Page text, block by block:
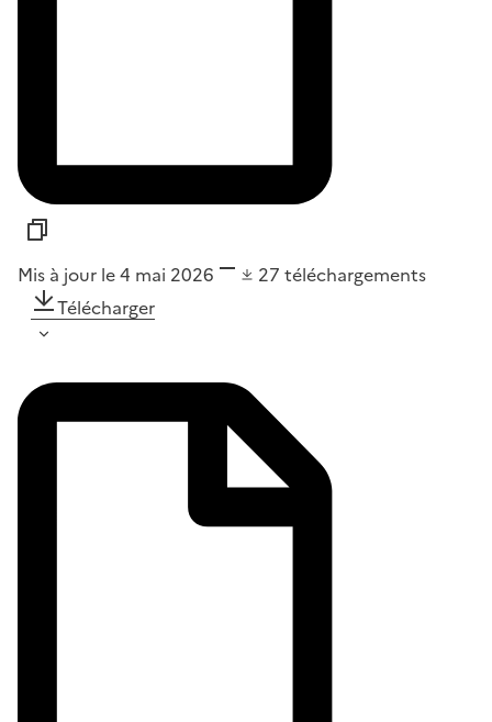
Mis à jour le 4 mai 2026 27 téléchargements
Télécharger